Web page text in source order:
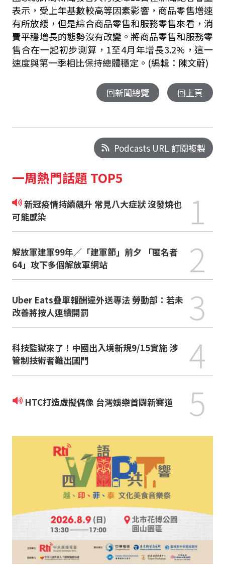
表示，受上年基數較高等因素影響，商品零售增速
有所放緩，但是綜合商品零售和服務零售來看，消
費平穩增長的態勢沒有改變。將商品零售和服務零
售合在一起初步測算，1至4月年增長3.2%，這一
速度與第一季相比保持總體穩定。(編輯：陳文蔚)
回新聞總覽 回上頁
Podcasts URL 訂閱複製
一周熱門話題 TOP5
新冠疫情持續飆升 常見八大症狀 沒發燒也
可能感染
1
解放軍建軍99年／「建軍節」前夕 「匿名者
64」攻下多個解放軍網站
2
Uber Eats疊單報酬違外送專法 勞動部：若未
改善將按人連續開罰
3
科技監獄來了！中國出入境新規9/15實施 涉
管制技術者難出國門
4
HTC打造虛擬偶像 台灣娛樂首闢新賽道 5